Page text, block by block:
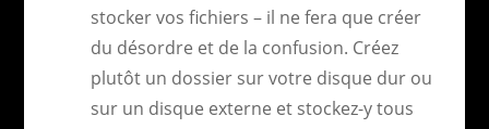
stocker vos fichiers – il ne fera que créer
du désordre et de la confusion. Créez
plutôt un dossier sur votre disque dur ou
sur un disque externe et stockez-y tous